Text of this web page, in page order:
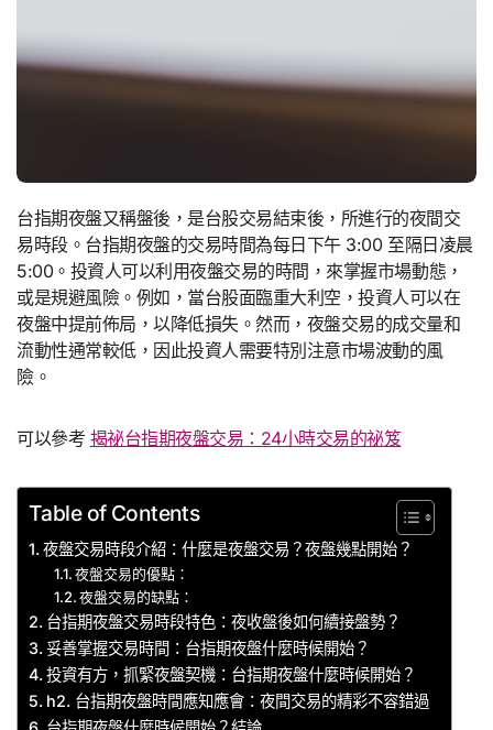
台指期夜盤又稱盤後，是台股交易結束後，所進行的夜間交
易時段。台指期夜盤的交易時間為每日下午 3:00 至隔日凌晨
5:00。投資人可以利用夜盤交易的時間，來掌握市場動態，
或是規避風險。例如，當台股面臨重大利空，投資人可以在
夜盤中提前佈局，以降低損失。然而，夜盤交易的成交量和
流動性通常較低，因此投資人需要特別注意市場波動的風
險。
可以參考 揭祕台指期夜盤交易：24小時交易的祕笈
Table of Contents
夜盤交易時段介紹：什麼是夜盤交易？夜盤幾點開始？
夜盤交易的優點：
夜盤交易的缺點：
台指期夜盤交易時段特色：夜收盤後如何續接盤勢？
妥善掌握交易時間：台指期夜盤什麼時候開始？
投資有方，抓緊夜盤契機：台指期夜盤什麼時候開始？
h2. 台指期夜盤時間應知應會：夜間交易的精彩不容錯過